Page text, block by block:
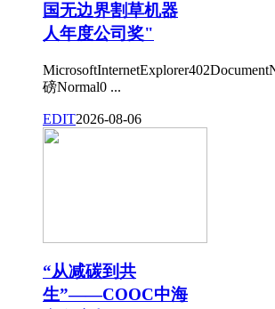
国无边界割草机器
人年度公司奖"
磅Normal0 ...
EDIT2026-08-06
“从减碳到共
生”——COOC中海